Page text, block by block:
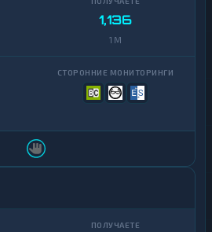
1,136
1 M